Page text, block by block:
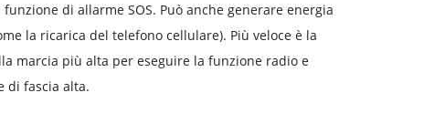
di allarme SOS. Può anche generare energia
la ricarica del telefono cellulare). Più veloce è la
marcia più alta per eseguire la funzione radio e
di fascia alta.